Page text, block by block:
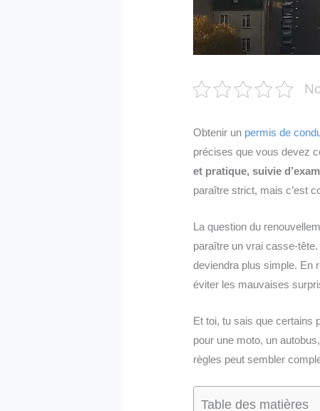
Obtenir un permis de
précises que vous devez
et pratique, suivie
paraître strict, mais c’est
La question du
paraître un vrai casse-
deviendra plus simple. En
éviter les mauvaises
Et toi, tu sais que certains
pour une moto, un
règles peut sembler
Table des matières